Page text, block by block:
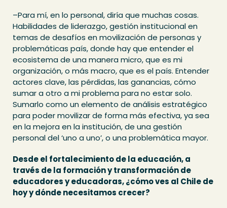
–Para mí, en lo personal, diría que muchas cosas.
Habilidades de liderazgo, gestión institucional en
temas de desafíos en movilización de personas y
problemáticas país, donde hay que entender el
ecosistema de una manera micro, que es mi
organización, o más macro, que es el país. Entender
actores clave, las pérdidas, las ganancias, cómo
sumar a otro a mi problema para no estar solo.
Sumarlo como un elemento de análisis estratégico
para poder movilizar de forma más efectiva, ya sea
en la mejora en la institución, de una gestión
personal del ‘uno a uno’, o una problemática mayor.
Desde el fortalecimiento de la educación, a
través de la formación y transformación de
educadores y educadoras, ¿cómo ves al Chile de
hoy y dónde necesitamos crecer?